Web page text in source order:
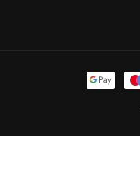
Formas
de